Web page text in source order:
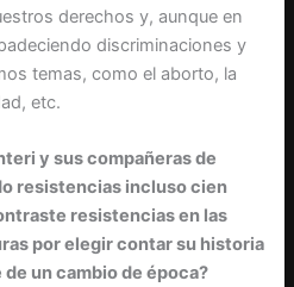
derechos y, aunque en
discriminaciones y
temas, como el aborto, la
etc.
y sus compañeras de
resistencias incluso cien
resistencias en las
por elegir contar su historia
un cambio de época?